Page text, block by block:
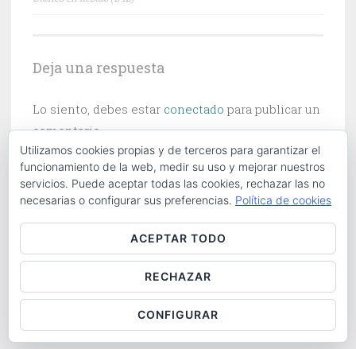
Deja una respuesta
Lo siento, debes estar conectado para publicar un
comentario.
CONTACT |COOKIES POLICY
Utilizamos cookies propias y de terceros para garantizar el
funcionamiento de la web, medir su uso y mejorar nuestros
servicios. Puede aceptar todas las cookies, rechazar las no
necesarias o configurar sus preferencias. Política de cookies
ACEPTAR TODO
RECHAZAR
CONFIGURAR